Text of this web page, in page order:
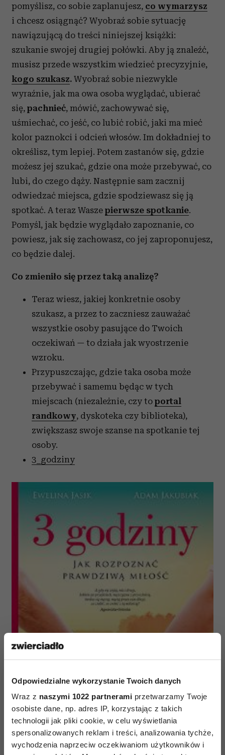
Odpowiedzialne wykorzystanie Twoich danych
Wraz z naszymi 1022 partnerami przetwarzamy Twoje
osobiste dane, np. adres IP, korzystając z takich
technologii jak pliki cookie, w celu wyświetlania
spersonalizowanych reklam i treści, analizowania tychże,
wychodzenia naprzeciw oczekiwaniom użytkowników i
pomyślisz, co sobie zaplanujesz, co wymarzysz
i chcesz osiągnąć? Wyobraź sobie sytuację
nawiązującą do treści niniejszej książki:
szukanie swojej drugiej połówki. Aby ją znaleźć,
musisz przede wszystkim wiedzieć precyzyjnie,
kogo szukasz. Wyobraź sobie niezwykle
wyraźnie, jak ma owa osoba wyglądać, ubierać
się, pachnieć, mówić, zachowywać się,
uśmiechać, co jeść, co lubić robić, jaki ma mieć
kolor paznokci i odcień włosów. Im dokładniej to
określisz, tym lepiej. Potem zastanów się, gdzie
możesz jej szukać, gdzie ona może przebywać, co
lubi, do czego dąży. Następnie sam zacznij
odwiedzać miejsca, gdzie spodziewasz się ją
spotkać. A teraz Wasze pierwsze spotkanie.
Pomyśl, jak będzie wyglądało zapoznanie, co
powiesz, jak się zachowasz, co jej zaproponujesz,
co będzie dalej.
Co zmieniło się przez taką analizę?
Teraz wiesz, jakiej konkretnie osoby
szukasz, a przez to zaczniesz zauważać
wszystkie osoby pasujące do Twoich
oczekiwań — to działa jak wyostrzenie
wzroku.
Przypuszczając, gdzie taka osoba może
przebywać i samemu będąc w tych
miejscach (niezależnie, czy to portal
randkowy, dyskoteka czy biblioteka),
zwiększasz swoje szanse na spotkanie tej
osoby.
3_godziny